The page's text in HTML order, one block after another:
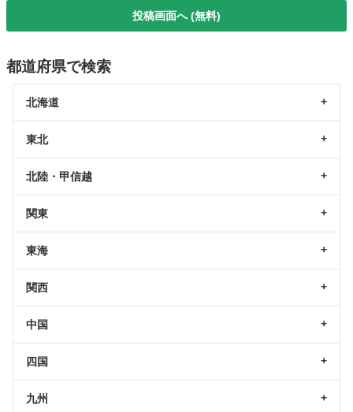
投稿画面へ (無料)
都道府県で検索
北海道
東北
北陸・甲信越
関東
東海
関西
中国
四国
九州